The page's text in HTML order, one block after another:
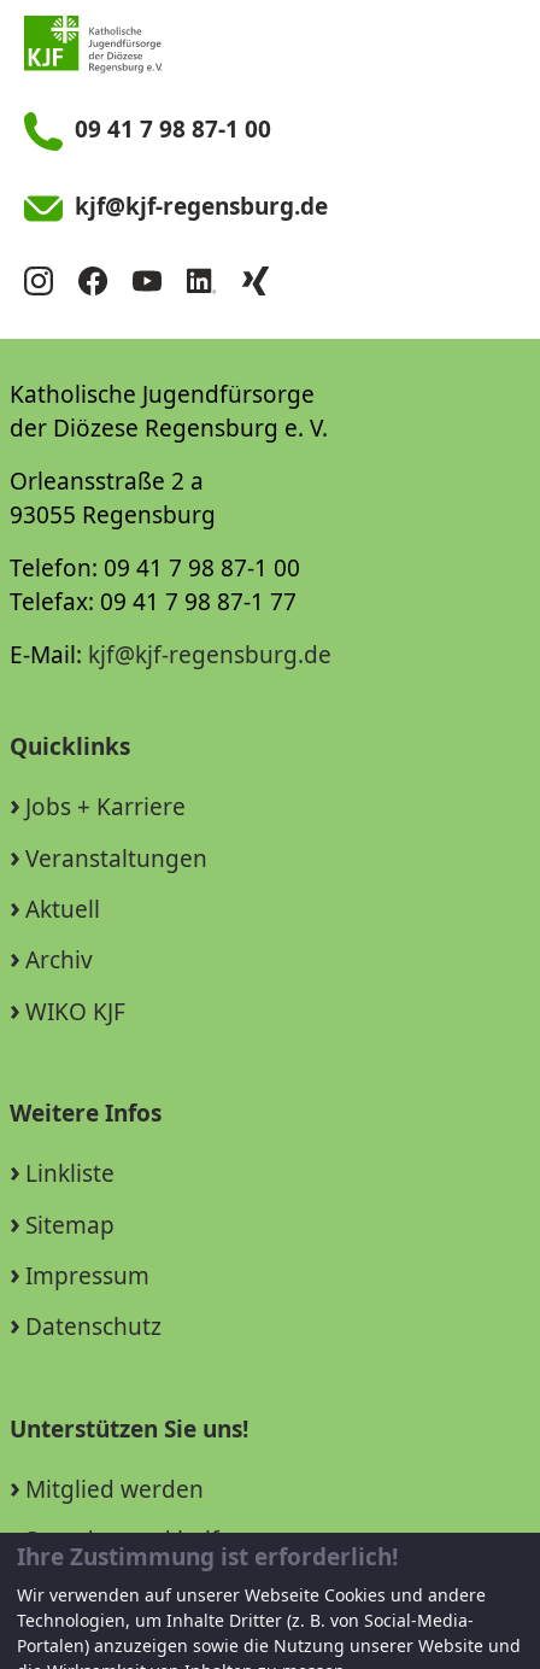
09 41 7 98 87-1 00
kjf@kjf-regensburg.de
Katholische Jugendfürsorge
der Diözese Regensburg e. V.
Orleansstraße 2 a
93055 Regensburg
Telefon: 09 41 7 98 87-1 00
Telefax: 09 41 7 98 87-1 77
E-Mail: kjf@kjf-regensburg.de
Quicklinks
Jobs + Karriere
Veranstaltungen
Aktuell
Archiv
WIKO KJF
Weitere Infos
Linkliste
Sitemap
Impressum
Datenschutz
Unterstützen Sie uns!
Mitglied werden
Spenden und helfen
Ihre Zustimmung ist erforderlich!
Wir verwenden auf unserer Webseite Cookies und andere
Technologien, um Inhalte Dritter (z. B. von Social-Media-
Portalen) anzuzeigen sowie die Nutzung unserer Website und